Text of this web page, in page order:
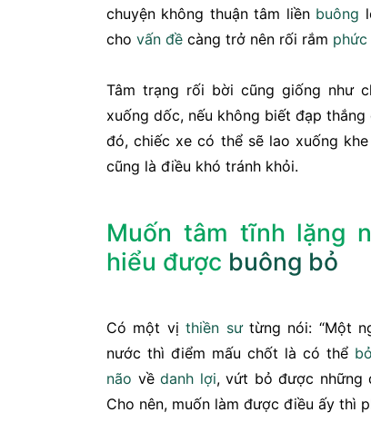
chuyện không thuận tâm liền buông
cho vấn đề càng trở nên rối rắm
Tâm trạng rối bời cũng giống như
xuống dốc, nếu không biết đạp
đó, chiếc xe có thể sẽ lao xuống
cũng là điều khó tránh khỏi.
Muốn tâm tĩnh lặng
hiểu được buông bỏ
Có một vịthiền sưtừng nói: “Một
nước thì điểm mấu chốt là có thể
não vềdanh lợi, vứt bỏ được những
Cho nên, muốn làm được điều ấy thì